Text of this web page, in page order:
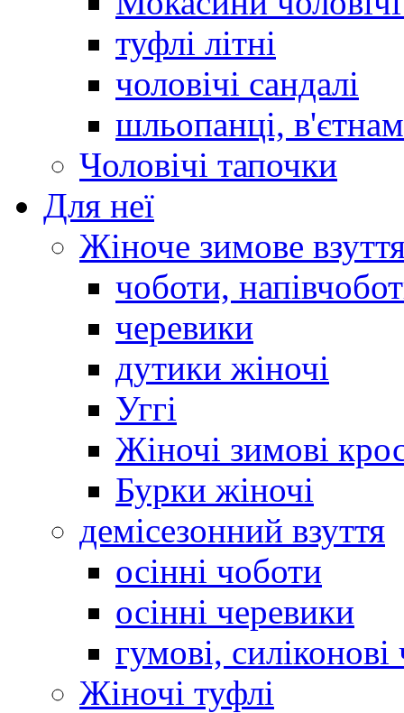
туфлі літні
чоловічі сандалі
шльопанці,
Чоловічі тапочки
Для неї
Жіноче зимове
чоботи,
черевики
дутики жіночі
Уггі
Жіночі зимові
Бурки жіночі
демісезонний взуття
осінні чоботи
осінні черевики
гумові,
Жіночі туфлі